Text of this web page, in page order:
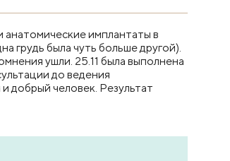
анатомические имплантаты в
грудь была чуть больше другой).
ушли. 25.11 была выполнена
до ведения
добрый человек. Результат